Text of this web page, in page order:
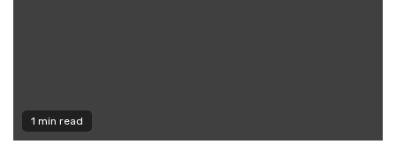
1 min read